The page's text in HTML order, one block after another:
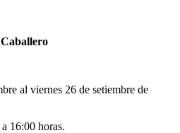
al viernes 26 de setiembre de
16:00 horas.